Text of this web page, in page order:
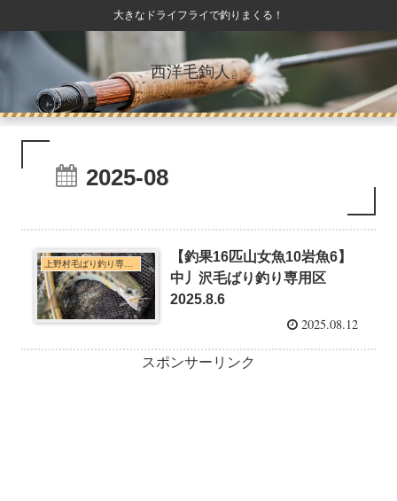
大きなドライフライで釣りまくる！
西洋毛鉤人。
2025-08
【釣果16匹山女魚10岩魚6】
中丿沢毛ばり釣り専用区
2025.8.6
2025.08.12
スポンサーリンク